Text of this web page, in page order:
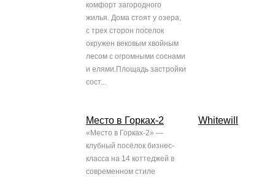
комфорт загородного
жилья. Дома стоят у озера,
с трех сторон поселок
окружен вековым хвойным
лесом с огромными соснами
и елями.Площадь застройки
сост...
Место в Горках-2
«Место в Горках-2» —
клубный посёлок бизнес-
класса на 14 коттеджей в
современном стиле
Whitewill